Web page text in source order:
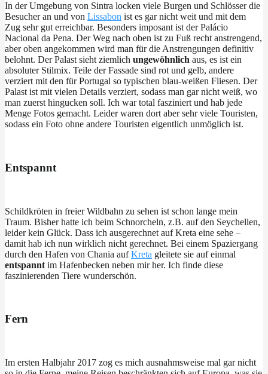
In der Umgebung von Sintra locken viele Burgen und Schlösser die
Besucher an und von Lissabon ist es gar nicht weit und mit dem
Zug sehr gut erreichbar. Besonders imposant ist der Palácio
Nacional da Pena. Der Weg nach oben ist zu Fuß recht anstrengend,
aber oben angekommen wird man für die Anstrengungen definitiv
belohnt. Der Palast sieht ziemlich ungewöhnlich aus, es ist ein
absoluter Stilmix. Teile der Fassade sind rot und gelb, andere
verziert mit den für Portugal so typischen blau-weißen Fliesen. Der
Palast ist mit vielen Details verziert, sodass man gar nicht weiß, wo
man zuerst hingucken soll. Ich war total fasziniert und hab jede
Menge Fotos gemacht. Leider waren dort aber sehr viele Touristen,
sodass ein Foto ohne andere Touristen eigentlich unmöglich ist.
Entspannt
Schildkröten in freier Wildbahn zu sehen ist schon lange mein
Traum. Bisher hatte ich beim Schnorcheln, z.B. auf den Seychellen,
leider kein Glück. Dass ich ausgerechnet auf Kreta eine sehe –
damit hab ich nun wirklich nicht gerechnet. Bei einem Spaziergang
durch den Hafen von Chania aufKreta gleitete sie auf einmal
entspannt im Hafenbecken neben mir her. Ich finde diese
faszinierenden Tiere wunderschön.
Fern
Im ersten Halbjahr 2017 zog es mich ausnahmsweise mal gar nicht